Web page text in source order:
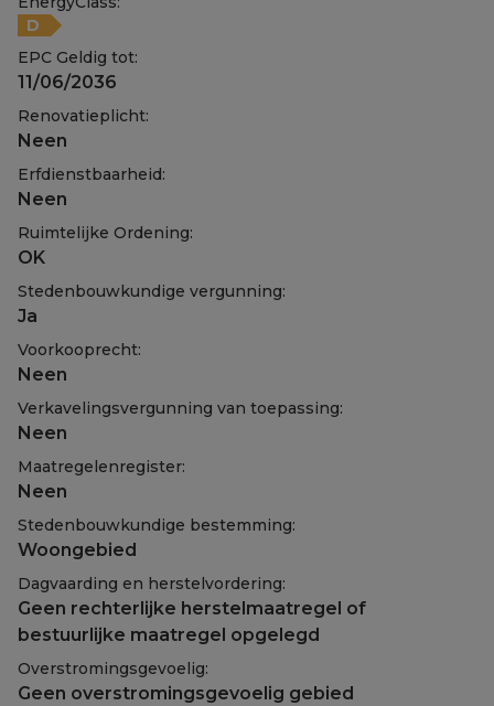
D
EPC Geldig tot:
11/06/2036
Renovatieplicht:
Neen
Erfdienstbaarheid:
Neen
Ruimtelijke Ordening:
OK
Stedenbouwkundige vergunning:
Ja
Voorkooprecht:
Neen
Verkavelingsvergunning van toepassing:
Neen
Maatregelenregister:
Neen
Stedenbouwkundige bestemming:
Woongebied
Dagvaarding en herstelvordering:
Geen rechterlijke herstelmaatregel of
bestuurlijke maatregel opgelegd
Overstromingsgevoelig:
Geen overstromingsgevoelig gebied